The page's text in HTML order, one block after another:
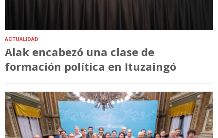
ACTUALIDAD
Alak encabezó una clase de
formación política en Ituzaingó